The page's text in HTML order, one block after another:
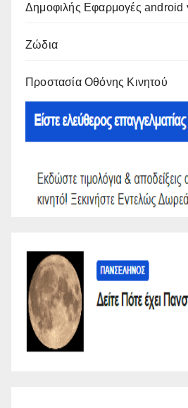
Δημοφιλής Εφαρμογές android
Ζώδια
Προστασία Οθόνης Κινητού